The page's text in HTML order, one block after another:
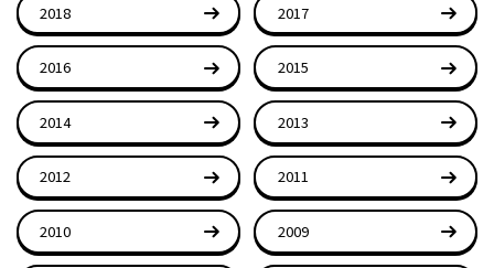
2018 2017
2016 2015
2014 2013
2012 2011
2010 2009